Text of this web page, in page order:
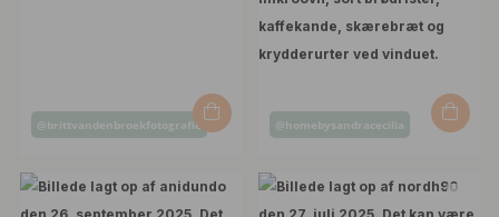
Opslag
af
@brittvandenbroekfotografie
Opslag
af
@homebysandracecilia